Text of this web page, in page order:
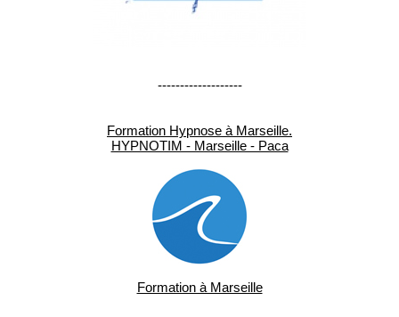
-------------------
Formation Hypnose à Marseille.
HYPNOTIM - Marseille - Paca
Formation à Marseille